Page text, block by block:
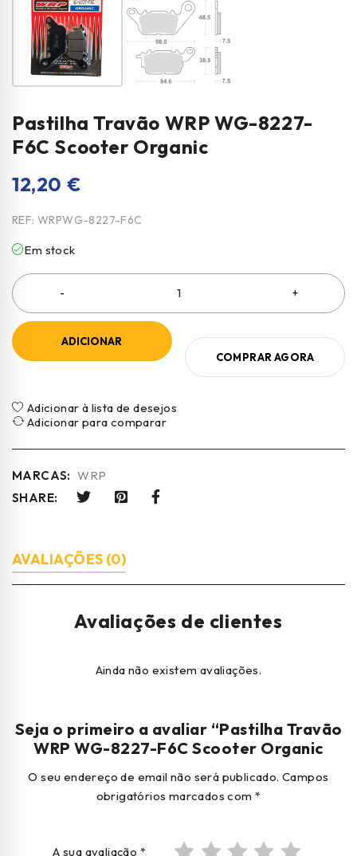
Pastilha Travão WRP WG-8227-
F6C Scooter Organic
12,20 €
REF: WRPWG-8227-F6C
Em stock
ADICIONAR
COMPRAR AGORA
Adicionar à lista de desejos
Adicionar para comparar
MARCAS: WRP
SHARE:
AVALIAÇÕES (0)
Avaliações de clientes
Ainda não existem avaliações.
Seja o primeiro a avaliar “Pastilha Travão
WRP WG-8227-F6C Scooter Organic
O seu endereço de email não será publicado. Campos
obrigatórios marcados com *
A sua avaliação *